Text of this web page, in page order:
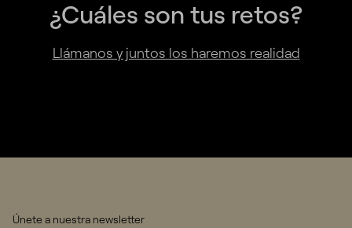
¿Cuáles son tus retos?
Llámanos y juntos los haremos realidad
Únete a nuestra newsletter